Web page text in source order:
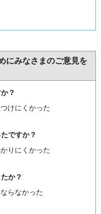
にみなさまのご意見を
？
けにくかった
ですか？
りにくかった
か？
らなかった